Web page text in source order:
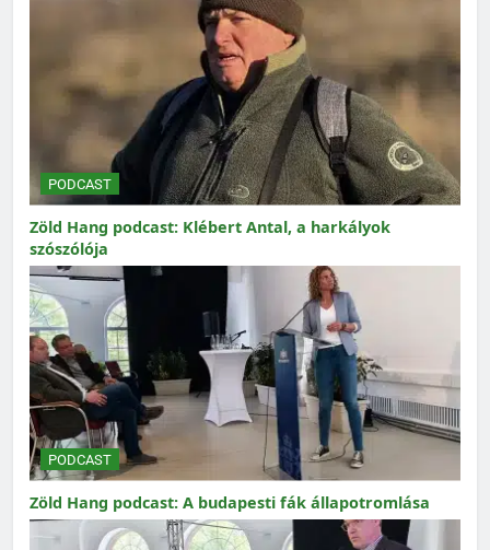
PODCAST
Zöld Hang podcast: Klébert Antal, a harkályok
szószólója
PODCAST
Zöld Hang podcast: A budapesti fák állapotromlása